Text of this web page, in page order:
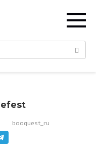
booquest_ru